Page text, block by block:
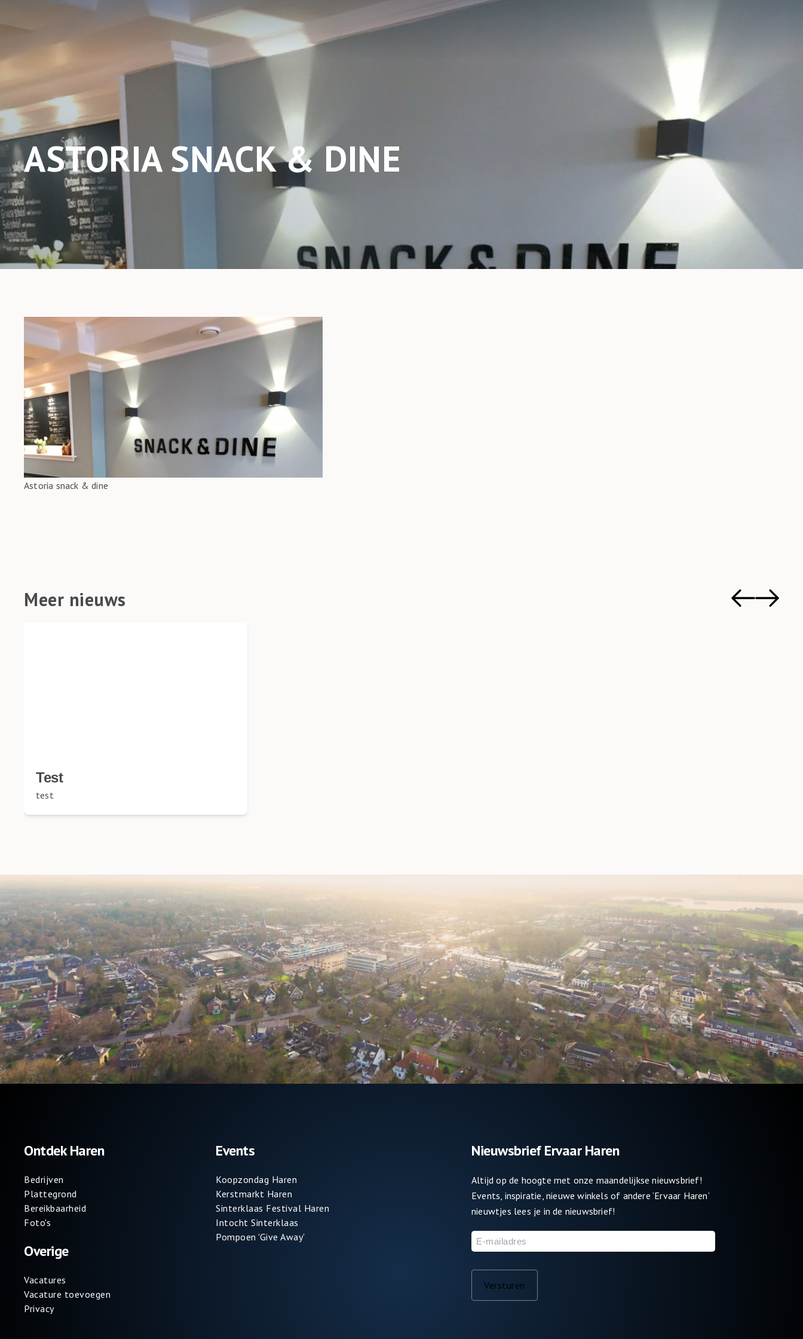
ASTORIA SNACK & DINE
Astoria snack & dine
Meer nieuws
Test
test
Ontdek Haren
Bedrijven
Plattegrond
Bereikbaarheid
Foto's
Overige
Vacatures
Vacature toevoegen
Privacy
Events
Koopzondag Haren
Kerstmarkt Haren
Sinterklaas Festival Haren
Intocht Sinterklaas
Pompoen 'Give Away'
Nieuwsbrief Ervaar Haren
Altijd op de hoogte met onze maandelijkse nieuwsbrief!
Events, inspiratie, nieuwe winkels of andere ‘Ervaar Haren’
nieuwtjes lees je in de nieuwsbrief!
E-
mailadres
Versturen